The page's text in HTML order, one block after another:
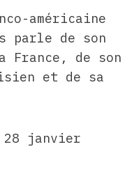
américaine
parle de son
de son
et de sa
janvier